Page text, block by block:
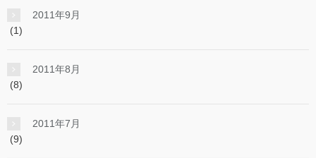
2011年9月
(1)
2011年8月
(8)
2011年7月
(9)